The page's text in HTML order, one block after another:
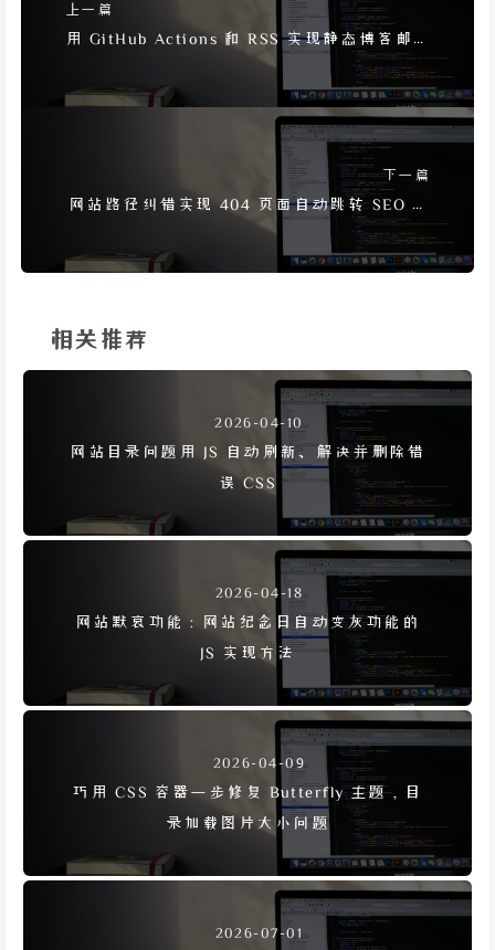
上一篇
用 GitHub Actions 和 RSS 实现静态博客邮
下一篇
网站路径纠错实现 404 页面自动跳转 SEO 优
化
相关推荐
2026-04-10
网站目录问题用 JS 自动刷新、解决并删除错
误 CSS
2026-04-18
网站默哀功能：网站纪念日自动变灰功能的
JS 实现方法
2026-04-09
巧用 CSS 容器一步修复 Butterfly 主题，目
录加载图片大小问题
2026-07-01